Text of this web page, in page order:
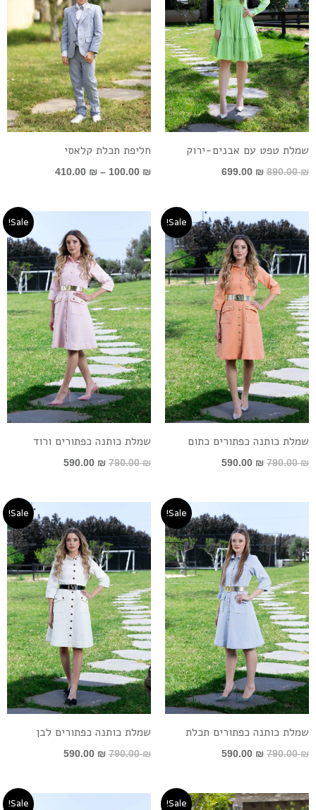
שמלת טפט עם אבנים-ירוק
890.00₪
699.00 ₪
חליפת תכלת קלאסי
100.00 ₪
–
410.00 ₪
Sale!
שמלת כותנה כפתורים כתום
790.00₪
המחיר
המקורי
היה:
790.00 ₪.
590.00 ₪
המחיר
הנוכחי
הוא:
590.00 ₪.
Sale!
שמלת כותנה כפתורים ורוד
790.00₪
המקורי
היה:
790.00 ₪.
590.00 ₪
הוא:
590.00 ₪.
Sale!
שמלת כותנה כפתורים תכלת
790.00₪
המקורי
היה:
790.00 ₪.
590.00 ₪
הנוכחי
הוא:
590.00 ₪.
Sale!
שמלת כותנה כפתורים לבן
790.00₪
המקורי
היה:
790.00 ₪.
590.00 ₪
המחיר
הנוכחי
הוא:
590.00 ₪.
Sale!
טווח
Sale!